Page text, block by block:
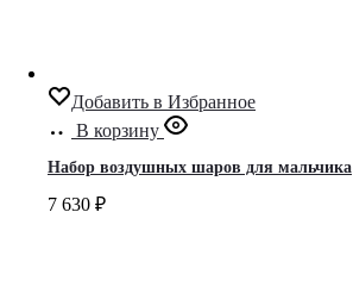
Добавить в Избранное
В корзину
Набор воздушных шаров для мальчика
7 630 ₽